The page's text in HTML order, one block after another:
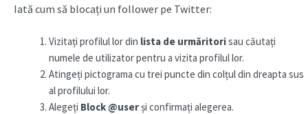
Iată cum să blocați un follower pe Twitter:
Vizitați profilul lor din lista de urmăritorisau căutați
numele de utilizator pentru a vizita profilul lor.
Atingeți pictograma cu trei puncte din colțul din dreapta sus
al profilului lor.
Alegeți Block @userși confirmați alegerea.